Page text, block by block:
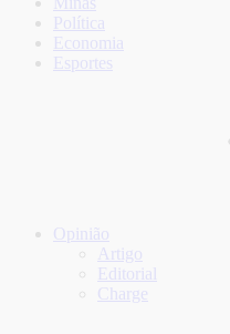
Política
Economia
Esportes
Opinião
Artigo
Editorial
Charge